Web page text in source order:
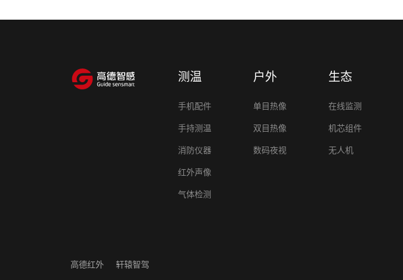
测温
手机配件
手持测温
消防仪器
红外声像
气体检测
户外
单目热像
双目热像
数码夜视
生态
在线监测
机芯组件
无人机
高德红外 轩辕智驾